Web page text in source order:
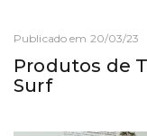
Publicado em 20/03/23
Produtos de
Surf